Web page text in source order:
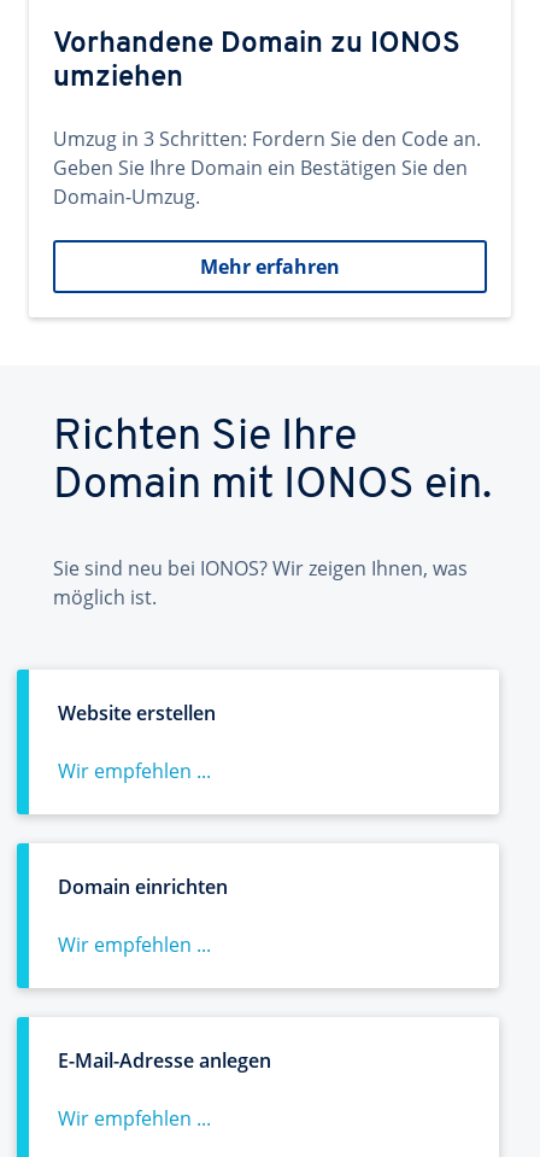
Vorhandene Domain zu IONOS
umziehen
Umzug in 3 Schritten: Fordern Sie den Code an.
Geben Sie Ihre Domain ein Bestätigen Sie den
Domain-Umzug.
Mehr erfahren
Richten Sie Ihre
Domain mit IONOS ein.
Sie sind neu bei IONOS? Wir zeigen Ihnen, was
möglich ist.
Website erstellen
Wir empfehlen ...
Domain einrichten
Wir empfehlen ...
E-Mail-Adresse anlegen
Wir empfehlen ...